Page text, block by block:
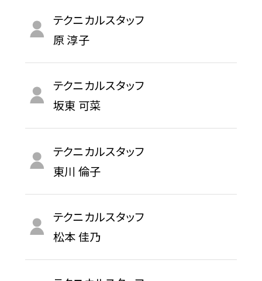
原 淳子
テクニカルスタッフ
坂東 可菜
テクニカルスタッフ
東川 倫子
テクニカルスタッフ
松本 佳乃
テクニカルスタッフ